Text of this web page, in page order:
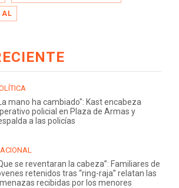
mano ha cambiado": Kast encabeza
policial en Plaza de Armas y
a las policías
se reventaran la cabeza”: Familiares de
retenidos tras “ring-raja” relatan las
recibidas por los menores